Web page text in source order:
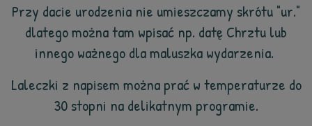
Przy dacie urodzenia nie umieszczamy skrótu "ur."
dlatego można tam wpisać np. datę Chrztu lub
innego ważnego dla maluszka wydarzenia.
Laleczki z napisem można prać w temperaturze do
30 stopni na delikatnym programie.